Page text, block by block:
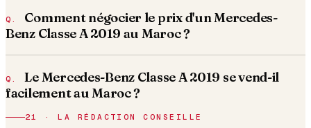
Comment négocier le prix d'un Mercedes-
Benz Classe A 2019 au Maroc ?
Le Mercedes-Benz Classe A 2019 se vend-il
facilement au Maroc ?
21 · LA RÉDACTION CONSEILLE